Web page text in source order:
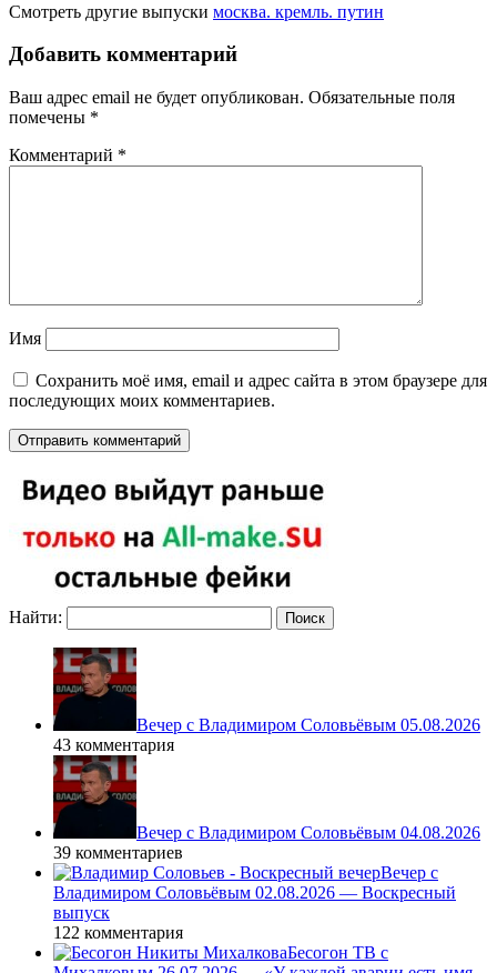
Смотреть другие выпуски москва. кремль. путин
Добавить комментарий
Ваш адрес email не будет опубликован. Обязательные поля
помечены *
Комментарий *
Имя
Сохранить моё имя, email и адрес сайта в этом браузере для
последующих моих комментариев.
Найти:
Вечер с Владимиром Соловьёвым 05.08.2026
43 комментария
Вечер с Владимиром Соловьёвым 04.08.2026
39 комментариев
Вечер с
Владимиром Соловьёвым 02.08.2026 — Воскресный
выпуск
122 комментария
Бесогон ТВ с